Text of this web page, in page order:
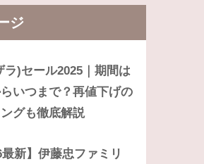
ジ
ラ)セール2025｜期間は
いつまで？再値下げの
グも徹底解説
最新】伊藤忠ファミリ